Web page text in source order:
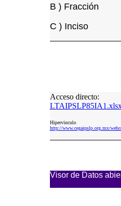
B ) Fracción
C ) Inciso
Acceso directo:
Hipervinculo
http://www.cegaipslp.org.mx/
Visor de Datos